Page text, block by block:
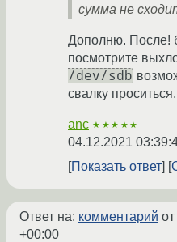
сумма не
Дополню. После!
посмотрите
/dev/sdb
свалку проситься.
anc ★★★★★
04.12.2021
Показать ответ
Ответ на: комментарий
+00:00